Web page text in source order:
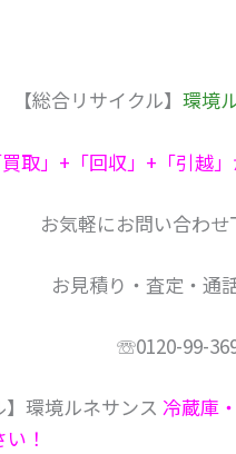
【総合リサイクル】 環境
買取」+「回収」+「引越
お気軽にお問い合わ
お見積り・査定・通
☏0120-99-
冷蔵庫
！